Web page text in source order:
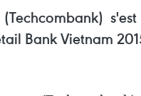
Bank Vietnam